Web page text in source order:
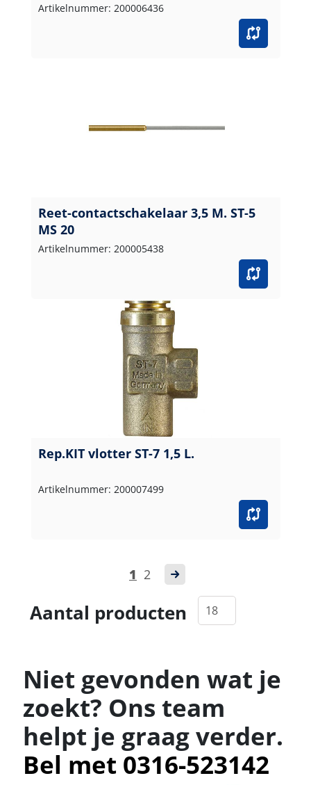
Artikelnummer: 200006436
Reet-contactschakelaar 3,5 M. ST-5
MS 20
Artikelnummer: 200005438
Rep.KIT vlotter ST-7 1,5 L.
Artikelnummer: 200007499
1 2
Aantal producten
Niet gevonden wat je
zoekt? Ons team
helpt je graag verder.
Bel met 0316-523142